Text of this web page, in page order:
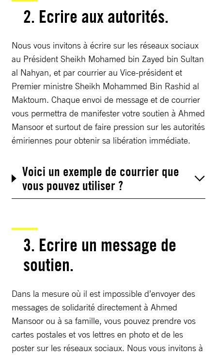
2. Ecrire aux autorités.
Nous vous invitons à écrire sur les réseaux sociaux
au Président Sheikh Mohamed bin Zayed bin Sultan
al Nahyan, et par courrier au Vice-président et
Premier ministre Sheikh Mohammed Bin Rashid al
Maktoum. Chaque envoi de message et de courrier
vous permettra de manifester votre soutien à Ahmed
Mansoor et surtout de faire pression sur les autorités
émiriennes pour obtenir sa libération immédiate.
Voici un exemple de courrier que
vous pouvez utiliser ?
3. Ecrire un message de
soutien.
Dans la mesure où il est impossible d’envoyer des
messages de solidarité directement à Ahmed
Mansoor ou à sa famille, vous pouvez prendre vos
cartes postales et vos lettres en photo et de les
poster sur les réseaux sociaux. Nous vous invitons à